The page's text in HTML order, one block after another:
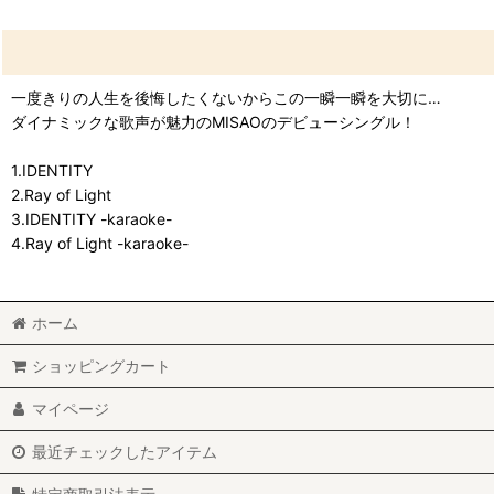
一度きりの人生を後悔したくないからこの一瞬一瞬を大切に…
ダイナミックな歌声が魅力のMISAOのデビューシングル！
1.IDENTITY
2.Ray of Light
3.IDENTITY -karaoke-
4.Ray of Light -karaoke-
ホーム
ショッピングカート
マイページ
最近チェックしたアイテム